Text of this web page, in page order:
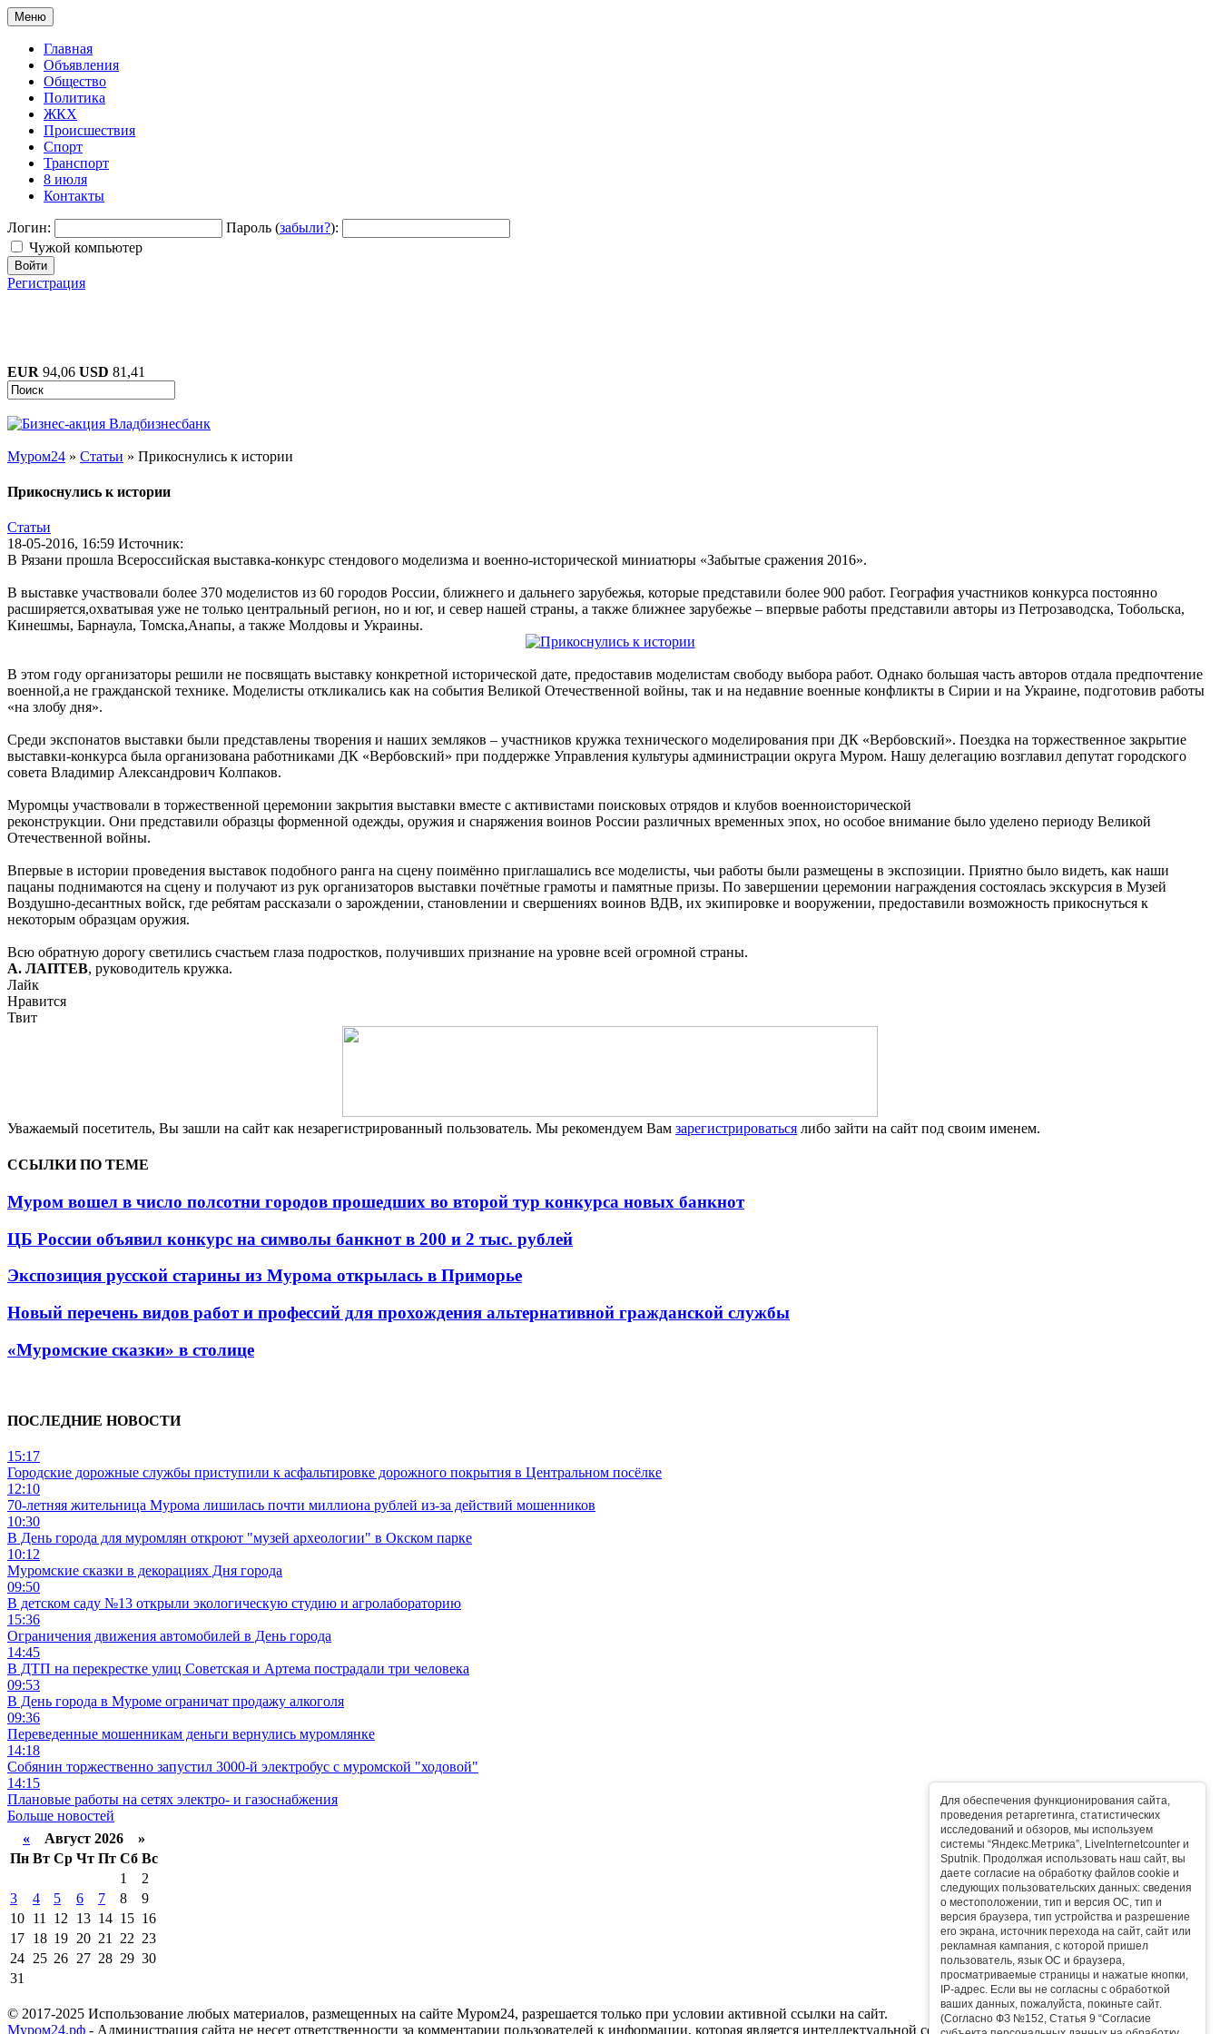
Для обеспечения функционирования сайта,
проведения ретаргетинга, статистических
исследований и обзоров, мы используем
системы “Яндекс.Метрика”, LiveInternetcounter и
Sputnik. Продолжая использовать наш сайт, вы
даете согласие на обработку файлов cookie и
следующих пользовательских данных: сведения
о местоположении, тип и версия ОС, тип и
версия браузера, тип устройства и разрешение
его экрана, источник перехода на сайт, сайт или
рекламная кампания, с которой пришел
пользователь, язык ОС и браузера,
просматриваемые страницы и нажатые кнопки,
IP-адрес. Если вы не согласны с обработкой
ваших данных, пожалуйста, покиньте сайт.
(Согласно ФЗ №152, Статья 9 “Согласие
Меню
Главная
Объявления
Общество
Политика
ЖКХ
Происшествия
Спорт
Транспорт
8 июля
Контакты
Логин: Пароль (забыли?):
Чужой компьютер
Войти
Регистрация
EUR 94,06 USD 81,41
Муром24 » Статьи » Прикоснулись к истории
Прикоснулись к истории
Статьи
18-05-2016, 16:59 Источник:
В Рязани прошла Всероссийская выставка-конкурс стендового моделизма и военно-исторической миниатюры «Забытые сражения 2016».
В выставке участвовали более 370 моделистов из 60 городов России, ближнего и дальнего зарубежья, которые представили более 900 работ. География участников конкурса постоянно
расширяется,охватывая уже не только центральный регион, но и юг, и север нашей страны, а также ближнее зарубежье – впервые работы представили авторы из Петрозаводска, Тобольска,
Кинешмы, Барнаула, Томска,Анапы, а также Молдовы и Украины.
В этом году организаторы решили не посвящать выставку конкретной исторической дате, предоставив моделистам свободу выбора работ. Однако большая часть авторов отдала предпочтение
военной,а не гражданской технике. Моделисты откликались как на события Великой Отечественной войны, так и на недавние военные конфликты в Сирии и на Украине, подготовив работы
«на злобу дня».
Среди экспонатов выставки были представлены творения и наших земляков – участников кружка технического моделирования при ДК «Вербовский». Поездка на торжественное закрытие
выставки-конкурса была организована работниками ДК «Вербовский» при поддержке Управления культуры администрации округа Муром. Нашу делегацию возглавил депутат городского
совета Владимир Александрович Колпаков.
Муромцы участвовали в торжественной церемонии закрытия выставки вместе с активистами поисковых отрядов и клубов военноисторической
реконструкции. Они представили образцы форменной одежды, оружия и снаряжения воинов России различных временных эпох, но особое внимание было уделено периоду Великой
Отечественной войны.
Впервые в истории проведения выставок подобного ранга на сцену поимённо приглашались все моделисты, чьи работы были размещены в экспозиции. Приятно было видеть, как наши
пацаны поднимаются на сцену и получают из рук организаторов выставки почётные грамоты и памятные призы. По завершении церемонии награждения состоялась экскурсия в Музей
Воздушно-десантных войск, где ребятам рассказали о зарождении, становлении и свершениях воинов ВДВ, их экипировке и вооружении, предоставили возможность прикоснуться к
некоторым образцам оружия.
Всю обратную дорогу светились счастьем глаза подростков, получивших признание на уровне всей огромной страны.
А. ЛАПТЕВ, руководитель кружка.
Лайк
Нравится
Твит
Уважаемый посетитель, Вы зашли на сайт как незарегистрированный пользователь. Мы рекомендуем Вам зарегистрироваться либо зайти на сайт под своим именем.
ССЫЛКИ ПО ТЕМЕ
Муром вошел в число полсотни городов прошедших во второй тур конкурса новых банкнот
ЦБ России объявил конкурс на символы банкнот в 200 и 2 тыс. рублей
Экспозиция русской старины из Мурома открылась в Приморье
Новый перечень видов работ и профессий для прохождения альтернативной гражданской службы
«Муромские сказки» в столице
ПОСЛЕДНИЕ НОВОСТИ
15:17
Городские дорожные службы приступили к асфальтировке дорожного покрытия в Центральном посёлке
12:10
70-летняя жительница Мурома лишилась почти миллиона рублей из-за действий мошенников
10:30
В День города для муромлян откроют "музей археологии" в Окском парке
10:12
Муромские сказки в декорациях Дня города
09:50
В детском саду №13 открыли экологическую студию и агролабораторию
15:36
Ограничения движения автомобилей в День города
14:45
В ДТП на перекрестке улиц Советская и Артема пострадали три человека
09:53
В День города в Муроме ограничат продажу алкоголя
09:36
Переведенные мошенникам деньги вернулись муромлянке
14:18
Собянин торжественно запустил 3000-й электробус с муромской "ходовой"
14:15
Плановые работы на сетях электро- и газоснабжения
Больше новостей
« Август 2026 »
Пн Вт Ср Чт Пт Сб Вс
1
2
3
4 5 6 7 8
9
10 11 12 13 14 15 16
17 18 19 20 21 22 23
24 25 26 27 28 29 30
31
© 2017-2025 Использование любых материалов, размещенных на сайте Муром24, разрешается только при условии активной ссылки на сайт.
Муром24.рф - Администрация сайта не несет ответственности за комментарии пользователей к информации, которая является интеллектуальной собственностью сайта.